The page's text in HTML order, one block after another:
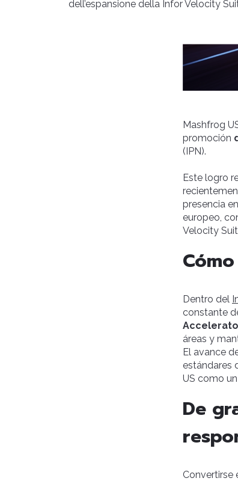
dell’espansione della Infor Velocity
Mashfrog
promoción
(IPN).
Este logro
presencia
europeo,
Velocity
Dentro del
constante
áreas y
El avance
estándares
US como
De
Convertirse